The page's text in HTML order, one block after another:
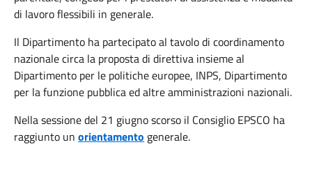
di lavoro flessibili in generale.
Il Dipartimento ha partecipato al tavolo di coordinamento
nazionale circa la proposta di direttiva insieme al
Dipartimento per le politiche europee, INPS, Dipartimento
per la funzione pubblica ed altre amministrazioni nazionali.
Nella sessione del 21 giugno scorso il Consiglio EPSCO ha
raggiunto un orientamento generale.